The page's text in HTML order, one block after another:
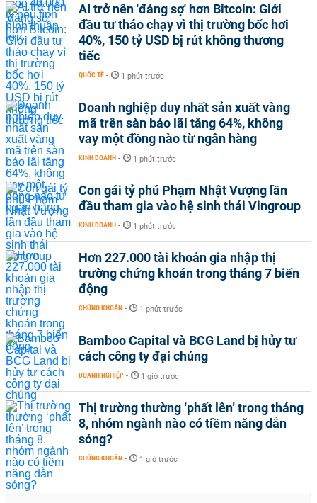
AI trở nên 'đáng sợ' hơn Bitcoin: Giới
đầu tư tháo chạy vì thị trường bốc hơi
40%, 150 tỷ USD bị rút không thương
tiếc
QUỐC TẾ - 1 phút trước
Doanh nghiệp duy nhất sản xuất vàng
mã trên sàn báo lãi tăng 64%, không
vay một đồng nào từ ngân hàng
KINH DOANH - 1 phút trước
Con gái tỷ phú Phạm Nhật Vượng lần
đầu tham gia vào hệ sinh thái Vingroup
KINH DOANH - 1 phút trước
Hơn 227.000 tài khoản gia nhập thị
trường chứng khoán trong tháng 7 biến
động
CHỨNG KHOÁN - 1 phút trước
Bamboo Capital và BCG Land bị hủy tư
cách công ty đại chúng
DOANH NGHIỆP - 1 giờ trước
Thị trường thường ‘phất lên’ trong tháng
8, nhóm ngành nào có tiềm năng dẫn
sóng?
CHỨNG KHOÁN - 1 giờ trước